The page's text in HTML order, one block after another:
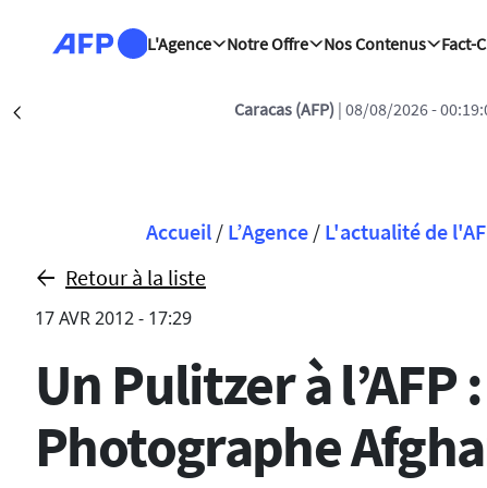
L'Agence
Notre Offre Nos Contenus Fact-
liberté pleine accordée à une ex-juge condamnée pour des
Fil d'Ariane
Accueil / L’Agence / L'actualité de
Retour à la liste
17 AVR 2012 - 17:29
Un Pulitzer à
Photographe